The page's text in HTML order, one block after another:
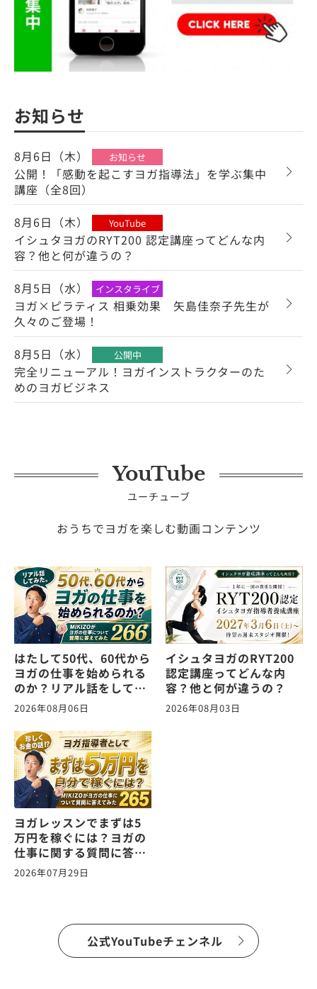
お知らせ
8月6日（木） お知らせ
公開！「感動を起こすヨガ指導法」を学ぶ集中
講座（全8回）
8月6日（木）
YouTube
イシュタヨガのRYT200 認定講座ってどんな内
容？他と何が違うの？
8月5日（水）
インスタライブ
ヨガ×ピラティス 相乗効果 矢島佳奈子先生が
久々のご登場！
8月5日（水）
公開中
完全リニューアル！ヨガインストラクターのた
めのヨガビジネス
YouTube
ユーチューブ
おうちでヨガを楽しむ動画コンテンツ
はたして50代、60代から
ヨガの仕事を始められる
のか？リアル話をしてみ
た。ヨガの仕事に関する
質問に答えます！
vol.266
2026年08月06日
イシュタヨガのRYT200
認定講座ってどんな内
容？他と何が違うの？
2026年08月03日
ヨガレッスンでまずは5
万円を稼ぐには？ヨガの
仕事に関する質問に答え
ます！vol.265
2026年07月29日
公式YouTubeチェンネル